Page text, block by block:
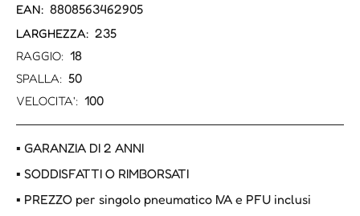
EAN: 8808563462905
LARGHEZZA: 235
RAGGIO: 18
SPALLA: 50
VELOCITA': 100
▪ GARANZIA DI 2 ANNI
▪ SODDISFATTI O RIMBORSATI
▪ PREZZO per singolo pneumatico IVA e PFU inclusi